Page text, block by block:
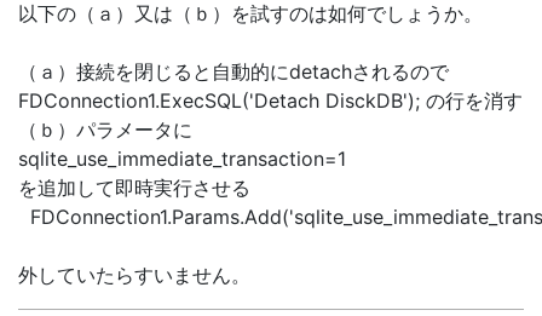
以下の（ａ）又は（ｂ）を試すのは如何でしょうか。
（ａ）接続を閉じると自動的にdetachされるので
FDConnection1.ExecSQL('Detach DisckDB'); の行を消す
（ｂ）パラメータに
sqlite_use_immediate_transaction=1
を追加して即時実行させる
外していたらすいません。